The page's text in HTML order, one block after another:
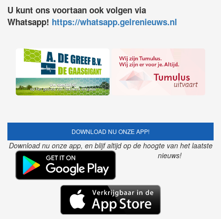
U kunt ons voortaan ook volgen via
Whatsapp! https://whatsapp.gelrenieuws.nl
DOWNLOAD NU ONZE APP!
Download nu onze app, en blijf altijd op de hoogte van het laatste
nieuws!